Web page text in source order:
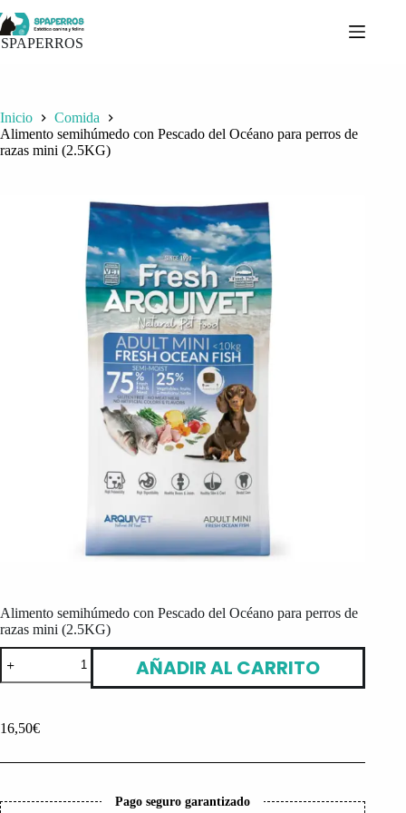
al
contenido
SPAPERROS
Inicio
Comida
Alimento semihúmedo con Pescado del Océano para perros de
razas mini (2.5KG)
Alimento semihúmedo con Pescado del Océano para perros de
razas mini (2.5KG)
Alimento
semihúmedo
con
Océano
perros
mini
AÑADIR AL CARRITO
16,50€
Pago seguro garantizado